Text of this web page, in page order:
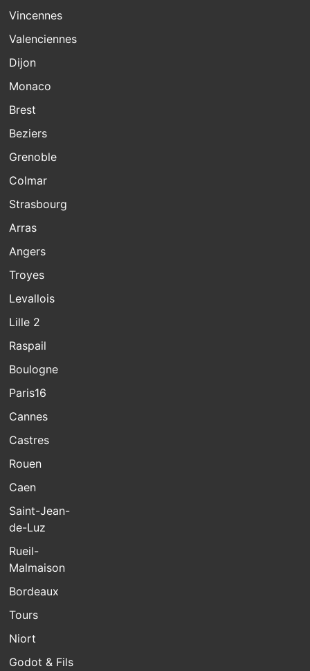
Vincennes
Valenciennes
Dijon
Monaco
Brest
Beziers
Grenoble
Colmar
Strasbourg
Arras
Angers
Troyes
Levallois
Lille 2
Raspail
Boulogne
Paris16
Cannes
Castres
Rouen
Caen
Saint-Jean-
de-Luz
Rueil-
Malmaison
Bordeaux
Tours
Niort
Godot & Fils